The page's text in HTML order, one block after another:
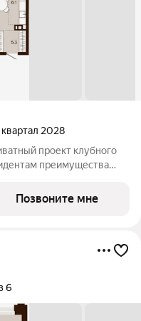
квартал 2028
преимущества
людей и
Позвоните мне
6